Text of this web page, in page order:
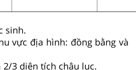
sinh.
vực địa hình: đồng bằng và
2/3 diện tích châu lục.